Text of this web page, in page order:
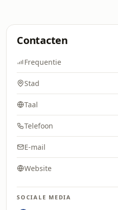
Contacten
Frequentie
Stad
Taal
Telefoon
E-mail
Website
SOCIALE MEDIA